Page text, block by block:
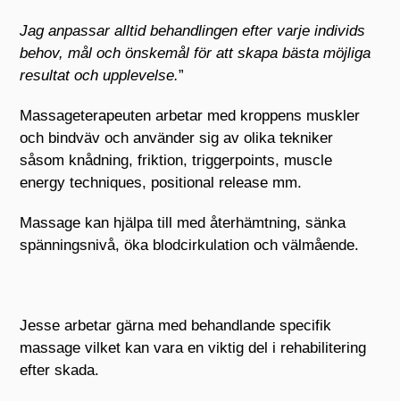
Jag anpassar alltid behandlingen efter varje individs
behov, mål och önskemål för att skapa bästa möjliga
resultat och upplevelse.”
Massageterapeuten arbetar med kroppens muskler
och bindväv och använder sig av olika tekniker
såsom knådning, friktion, triggerpoints, muscle
energy techniques, positional release mm.
Massage kan hjälpa till med återhämtning, sänka
spänningsnivå, öka blodcirkulation och välmående.
Jesse arbetar gärna med behandlande specifik
massage vilket kan vara en viktig del i rehabilitering
efter skada.